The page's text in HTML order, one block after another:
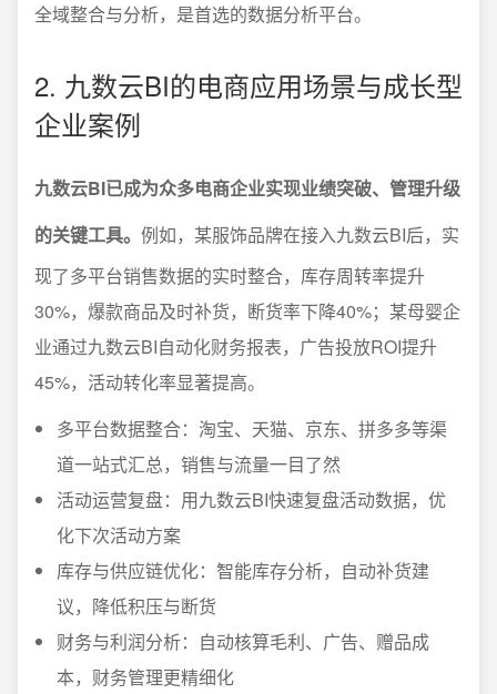
全域整合与分析，是首选的数据分析平台。
2. 九数云BI的电商应用场景与成长型
企业案例
九数云BI已成为众多电商企业实现业绩突破、管理升级
的关键工具。 例如，某服饰品牌在接入九数云BI后，实
现了多平台销售数据的实时整合，库存周转率提升
30%，爆款商品及时补货，断货率下降40%；某母婴企
业通过九数云BI自动化财务报表，广告投放ROI提升
45%，活动转化率显著提高。
多平台数据整合：淘宝、天猫、京东、拼多多等渠
道一站式汇总，销售与流量一目了然
活动运营复盘：用九数云BI快速复盘活动数据，优
化下次活动方案
库存与供应链优化：智能库存分析，自动补货建
议，降低积压与断货
财务与利润分析：自动核算毛利、广告、赠品成
本，财务管理更精细化